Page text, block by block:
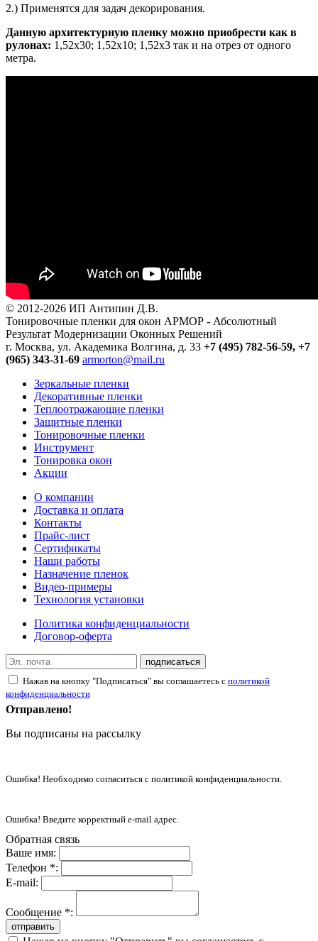
2.) Применятся для задач декорирования.
Данную архитектурную пленку можно приобрести как в
рулонах: 1,52х30; 1,52х10; 1,52x3 так и на отрез от одного
метра.
© 2012-2026 ИП Антипин Д.В.
Тонировочные пленки для окон АРМОР - Абсолютный
Результат Модернизации Оконных Решений
г. Москва, ул. Академика Волгина, д. 33 +7 (495) 782-56-59, +7
(965) 343-31-69 armorton@mail.ru
Зеркальные пленки
Декоративные пленки
Теплоотражающие пленки
Защитные пленки
Тонировочные пленки
Инструмент
Тонировка окон
Акции
О компании
Доставка и оплата
Контакты
Прайс-лист
Сертификаты
Наши работы
Назначение пленок
Видео-примеры
Технология установки
Политика конфиденциальности
Договор-оферта
подписаться
Нажав на кнопку "Подписаться" вы соглашаетесь с политикой
конфиденциальности
Отправлено!
Вы подписаны на рассылку
Ошибка! Необходимо согласиться с политикой конфиденциальности.
Ошибка! Введите корректный e-mail адрес.
Обратная связь
Ваше имя:
Телефон *:
E-mail:
Сообщение *:
отправить